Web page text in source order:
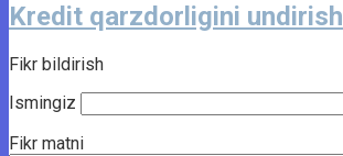
Kredit qarzdorligini undirish
Fikr bildirish
Ismingiz
Fikr matni